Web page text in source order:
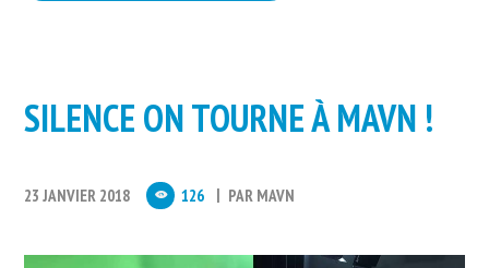
SILENCE ON TOURNE À MAVN !
23 JANVIER 2018 126 PAR MAVN